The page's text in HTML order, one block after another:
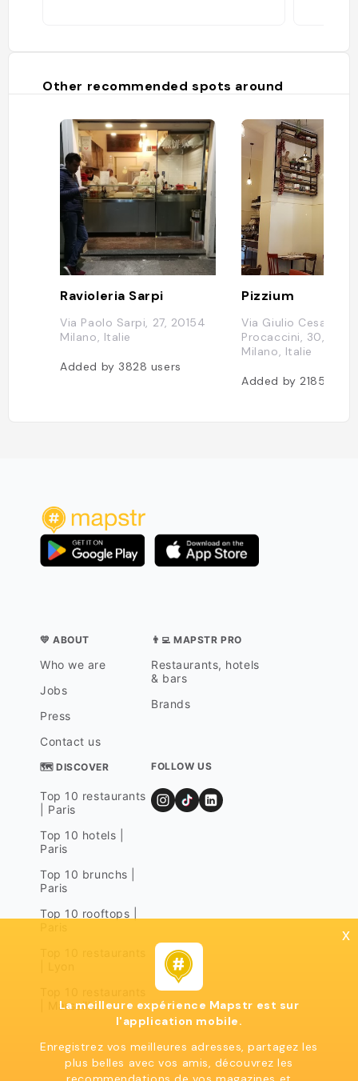
Other recommended spots around
Ravioleria Sarpi
Via Paolo Sarpi, 27, 20154
Milano, Italie
Added by 3828 users
Pizzium
Via Giulio Cesare
Procaccini, 30,
Milano, Italie
Added by2185
💛 ABOUT
Who we are
Jobs
Press
Contact us
👨‍💻 MAPSTR PRO
Restaurants, hotels
& bars
Brands
🗺 DISCOVER
Top 10 restaurants
| Paris
Top 10 hotels |
Paris
Top 10 brunchs |
Paris
Top 10 rooftops |
| Marseille
FOLLOW US
x
La meilleure expérience Mapstr est sur
l'application mobile.
Enregistrez vos meilleures adresses, partagez les
plus belles avec vos amis, découvrez les